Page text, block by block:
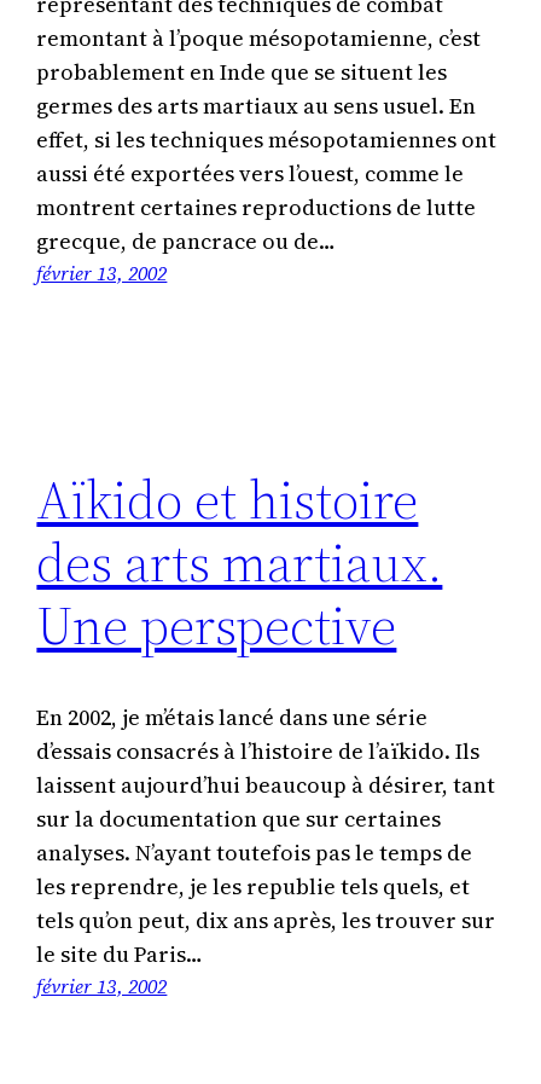
remontant à l’poque mésopotamienne, c’est
probablement en Inde que se situent les
germes des arts martiaux au sens usuel. En
effet, si les techniques mésopotamiennes ont
aussi été exportées vers l’ouest, comme le
montrent certaines reproductions de lutte
grecque, de pancrace ou de…
février 13, 2002
Aïkido et histoire
des arts martiaux.
Une perspective
En 2002, je m’étais lancé dans une série
d’essais consacrés à l’histoire de l’aïkido. Ils
laissent aujourd’hui beaucoup à désirer, tant
sur la documentation que sur certaines
analyses. N’ayant toutefois pas le temps de
les reprendre, je les republie tels quels, et
tels qu’on peut, dix ans après, les trouver sur
le site du Paris…
février 13, 2002